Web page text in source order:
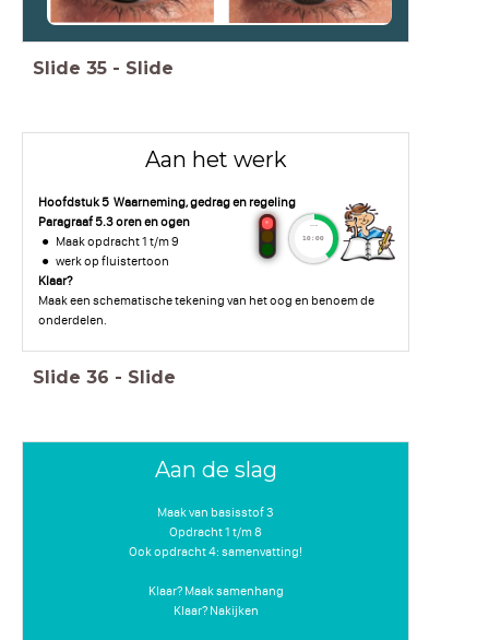
Slide 35 - Slide
Aan het werk
Hoofdstuk 5 Waarneming, gedrag en regeling
Paragraaf 5.3 oren en ogen
Maak opdracht 1 t/m 9
werk op fluistertoon
Klaar?
Maak een schematische tekening van het oog en benoem de
onderdelen.
10:00
Slide 36 - Slide
Aan de slag
Maak van basisstof 3
Opdracht 1 t/m 8
Ook opdracht 4: samenvatting!
Klaar? Maak samenhang
Klaar? Nakijken